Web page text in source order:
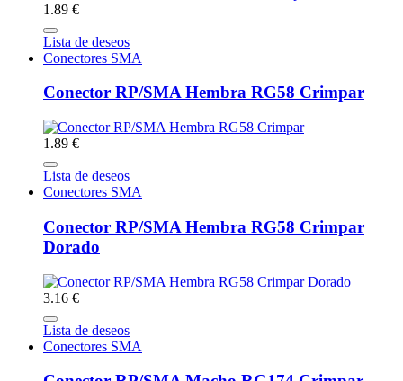
1.89 €
Lista de deseos
Conectores SMA
Conector RP/SMA Hembra RG58 Crimpar
1.89 €
Lista de deseos
Conectores SMA
Conector RP/SMA Hembra RG58 Crimpar
Dorado
3.16 €
Lista de deseos
Conectores SMA